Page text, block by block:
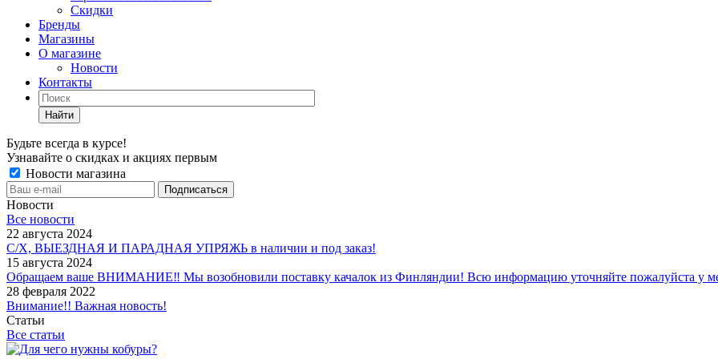
Скидки
Бренды
Магазины
О магазине
Новости
Контакты
Найти
Будьте всегда в курсе!
Узнавайте о скидках и акциях первым
Новости магазина
Новости
Все новости
22 августа 2024
С/Х, ВЫЕЗДНАЯ И ПАРАДНАЯ УПРЯЖЬ в наличии и под заказ!
15 августа 2024
Обращаем ваше ВНИМАНИЕ‼ Мы возобновили поставку качалок из Финляндии! Всю информацию уточняйте пожалуйста у
28 февраля 2022
Внимание!! Важная новость!
Статьи
Все статьи